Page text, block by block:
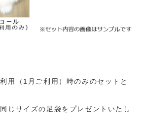
用（1月ご利用）時のみのセットと
じサイズの足袋をプレゼントいたし